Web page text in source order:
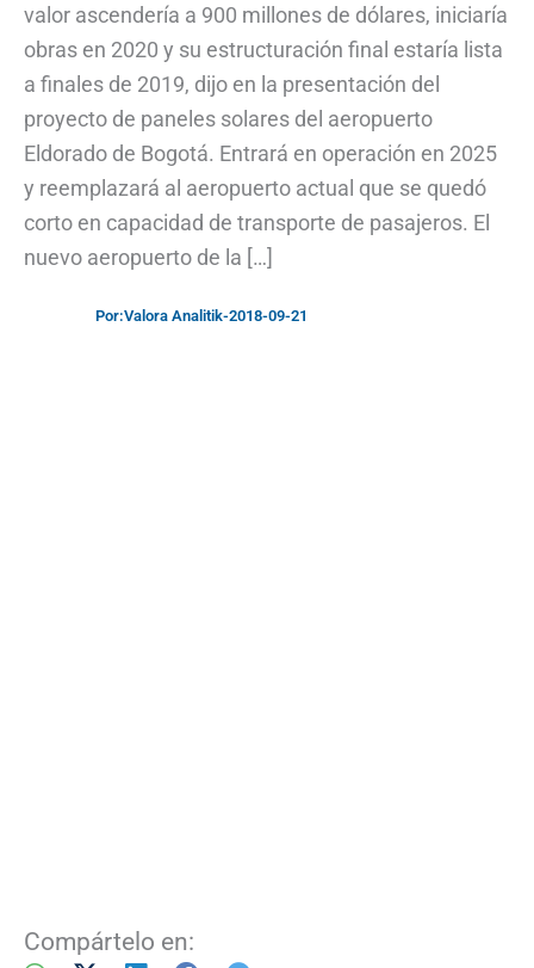
valor ascendería a 900 millones de dólares, iniciaría
obras en 2020 y su estructuración final estaría lista
a finales de 2019, dijo en la presentación del
proyecto de paneles solares del aeropuerto
Eldorado de Bogotá. Entrará en operación en 2025
y reemplazará al aeropuerto actual que se quedó
corto en capacidad de transporte de pasajeros. El
nuevo aeropuerto de la […]
Por:Valora Analitik-2018-09-21
Compártelo en: